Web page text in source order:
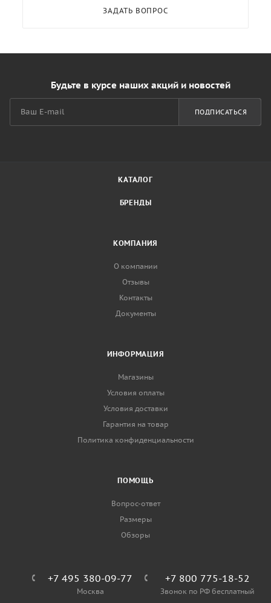
ЗАДАТЬ ВОПРОС
Будьте в курсе наших акций и новостей
ПОДПИСАТЬСЯ
КАТАЛОГ
БРЕНДЫ
КОМПАНИЯ
О компании
Отзывы
Контакты
Документы
ИНФОРМАЦИЯ
Магазины
Условия оплаты
Условия доставки
Гарантия на товар
Политика конфиденциальности
ПОМОЩЬ
Вопрос-ответ
Размеры
Обзоры
+7 495 380-09-77
Москва
+7 800 775-18-52
Звонок по РФ бесплатный